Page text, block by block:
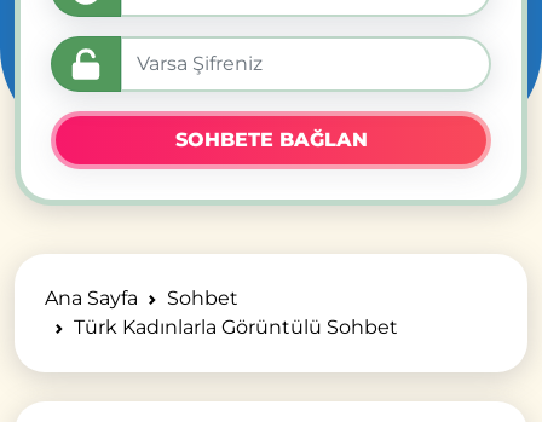
SOHBETE BAĞLAN
Ana Sayfa
Sohbet
Türk Kadınlarla Görüntülü Sohbet